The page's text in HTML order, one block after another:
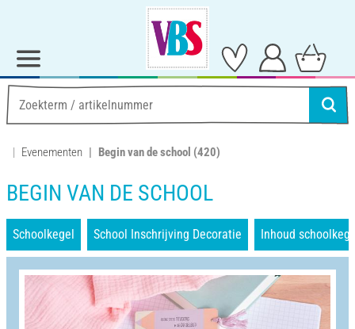
Evenementen Begin van de school (420)
BEGIN VAN DE SCHOOL
Schoolkegel School Inschrijving Decoratie Inhoud